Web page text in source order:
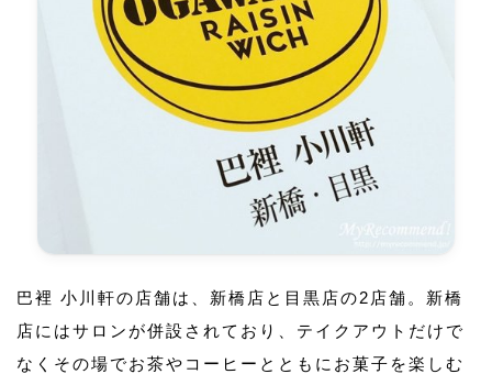
巴裡 小川軒の店舗は、新橋店と目黒店の2店舗。新橋
店にはサロンが併設されており、テイクアウトだけで
なくその場でお茶やコーヒーとともにお菓子を楽しむ